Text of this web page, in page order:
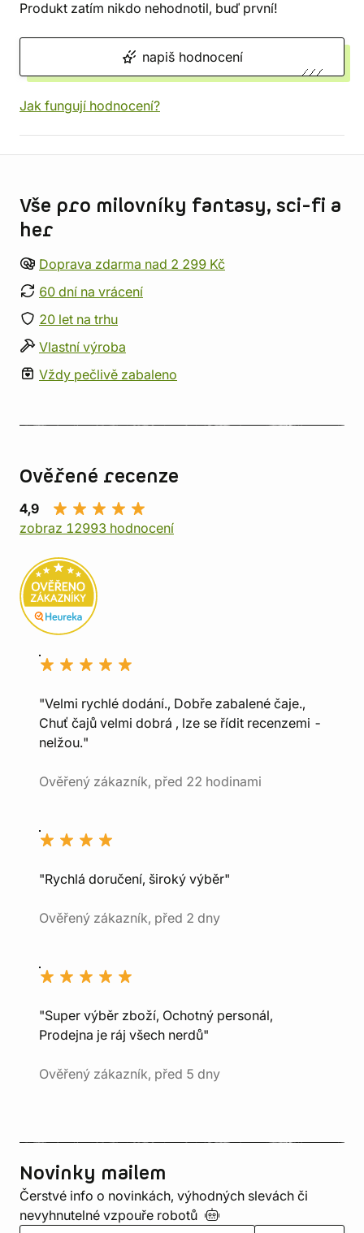
Produkt zatím nikdo nehodnotil, buď první!
napiš hodnocení
Jak fungují hodnocení?
Vše pro milovníky fantasy, sci-fi a
her
Doprava zdarma nad 2 299 Kč
60 dní na vrácení
20 let na trhu
Vlastní výroba
Vždy pečlivě zabaleno
Ověřené recenze
4,9
zobraz 12993 hodnocení
"Velmi rychlé dodání., Dobře zabalené čaje.,
Chuť čajů velmi dobrá , lze se řídit recenzemi -
nelžou."
Ověřený zákazník, před 22 hodinami
"Rychlá doručení, široký výběr"
Ověřený zákazník, před 2 dny
"Super výběr zboží, Ochotný personál,
Prodejna je ráj všech nerdů"
Ověřený zákazník, před 5 dny
Novinky mailem
Čerstvé info o novinkách, výhodných slevách či
nevyhnutelné vzpouře robotů